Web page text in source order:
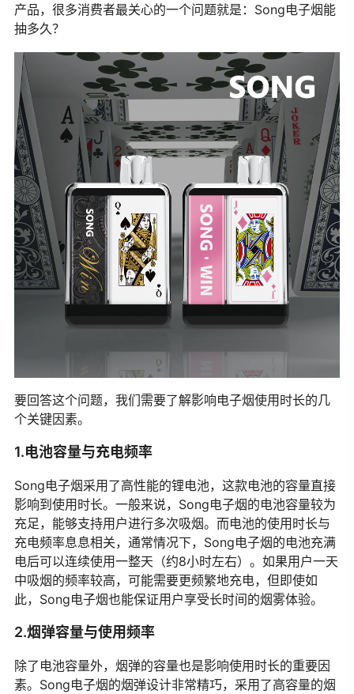
产品，很多消费者最关心的一个问题就是：Song电子烟能
抽多久？
要回答这个问题，我们需要了解影响电子烟使用时长的几
个关键因素。
1.电池容量与充电频率
Song电子烟采用了高性能的锂电池，这款电池的容量直接
影响到使用时长。一般来说，Song电子烟的电池容量较为
充足，能够支持用户进行多次吸烟。而电池的使用时长与
充电频率息息相关，通常情况下，Song电子烟的电池充满
电后可以连续使用一整天（约8小时左右）。如果用户一天
中吸烟的频率较高，可能需要更频繁地充电，但即使如
此，Song电子烟也能保证用户享受长时间的烟雾体验。
2.烟弹容量与使用频率
除了电池容量外，烟弹的容量也是影响使用时长的重要因
素。Song电子烟的烟弹设计非常精巧，采用了高容量的烟